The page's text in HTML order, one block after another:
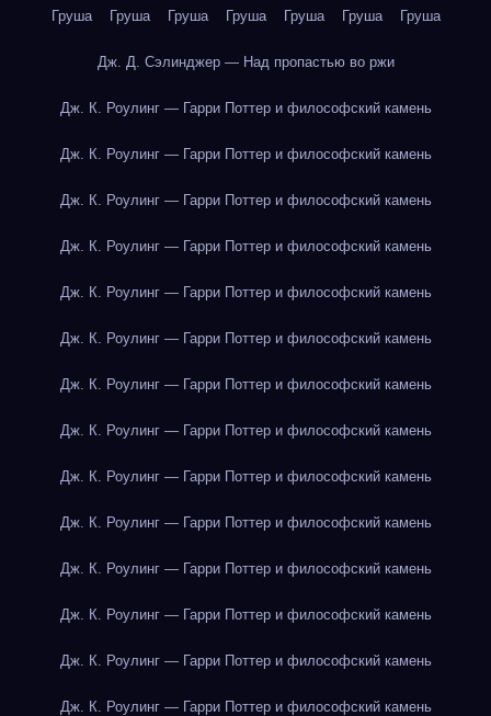
Груша Груша Груша Груша Груша Груша Груша
Дж. Д. Сэлинджер — Над пропастью во ржи
Дж. К. Роулинг — Гарри Поттер и философский камень
Дж. К. Роулинг — Гарри Поттер и философский камень
Дж. К. Роулинг — Гарри Поттер и философский камень
Дж. К. Роулинг — Гарри Поттер и философский камень
Дж. К. Роулинг — Гарри Поттер и философский камень
Дж. К. Роулинг — Гарри Поттер и философский камень
Дж. К. Роулинг — Гарри Поттер и философский камень
Дж. К. Роулинг — Гарри Поттер и философский камень
Дж. К. Роулинг — Гарри Поттер и философский камень
Дж. К. Роулинг — Гарри Поттер и философский камень
Дж. К. Роулинг — Гарри Поттер и философский камень
Дж. К. Роулинг — Гарри Поттер и философский камень
Дж. К. Роулинг — Гарри Поттер и философский камень
Дж. К. Роулинг — Гарри Поттер и философский камень